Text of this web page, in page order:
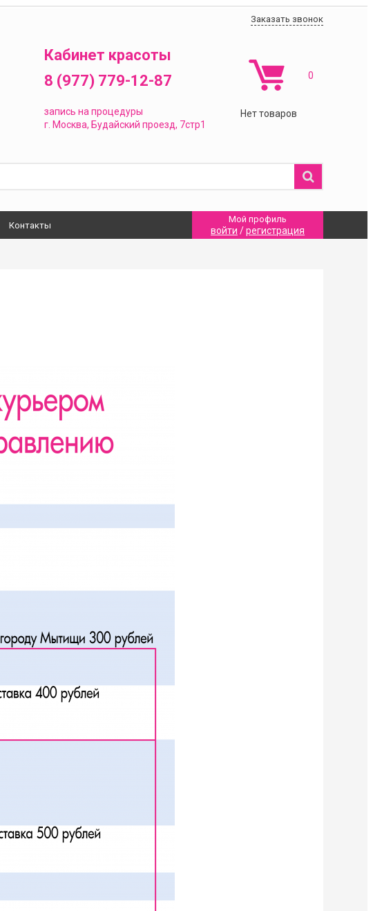
Заказать звонок
Кабинет красоты
8 (977) 779-12-87
запись на процедуры
г. Москва, Будайский проезд, 7стр1
Нет товаров
0
Контакты
Мой профиль
войти /регистрация